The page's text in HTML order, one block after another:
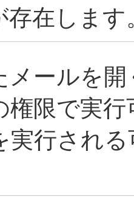
存在します
メールを開
権限で実
実行され